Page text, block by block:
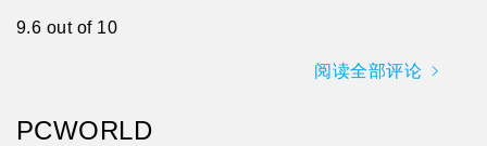
9.6 out of 10
阅读全部评论
PCWORLD